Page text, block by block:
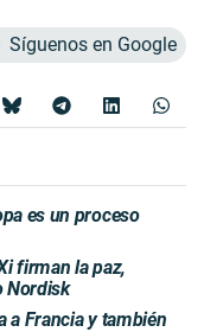
Síguenos en Google
es un proceso
firman la paz,
Nordisk
a Francia y también